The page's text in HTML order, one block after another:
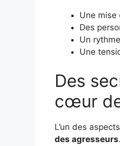
Une mise
Des
Un
Une
Des
cœur
L’un des
des agresseurs